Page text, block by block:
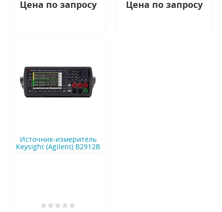
Цена по запросу Цена по запросу
Источник-измеритель
Keysight (Agilent) B2912B